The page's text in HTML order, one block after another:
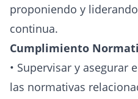
proponiendo y
continua.
Cumplimiento
• Supervisar y asegurar
las normativas